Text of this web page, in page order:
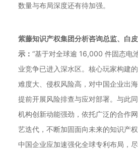
数量与布局深度还有待加强。
紫藤知识产权集团分析咨询总监、白
示： “基于对全球逾 16,000 件固态电
业竞争已进入深水区。核心玩家构建
难度大、侵权风险高，对中国企业出
提前开展风险排查与应对部署。与此
机构创新动能强劲，依托广泛的合作
艺迭代，不断加固面向未来的知识产
中国企业应加速强化全球专利布局，